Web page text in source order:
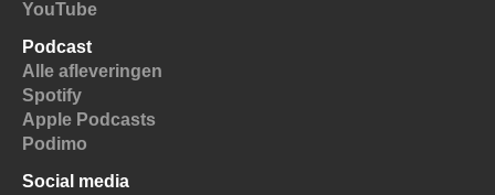
YouTube
Podcast
Alle afleveringen
Spotify
Apple Podcasts
Podimo
Social media